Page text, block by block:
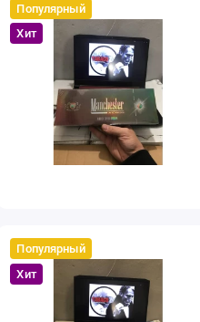
Популярный
Хит
Популярный
Хит